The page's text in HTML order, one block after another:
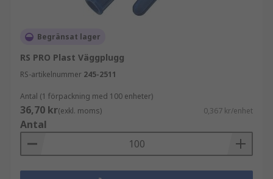
Begränsat lager
RS PRO Plast Väggplugg
RS-artikelnummer 245-2511
Antal (1 förpackning med 100 enheter)
36,70 kr(exkl. moms) 0,367 kr/enhet
Antal